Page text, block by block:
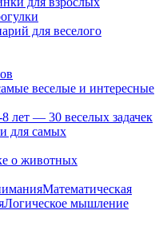
для веселого
веселые и интересные
лет — 30 веселых задачек
для самых
о животных
Математическая
Логическое мышление